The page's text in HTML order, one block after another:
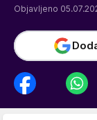
Objavljeno